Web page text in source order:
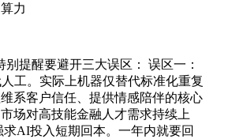
力
别提醒要避开三大误区： 误区一：
工。实际上机器仅替代标准化重复
系客户信任、提供情感陪伴的核心
场对高技能金融人才需求持续上
AI投入短期回本。一年内就要回